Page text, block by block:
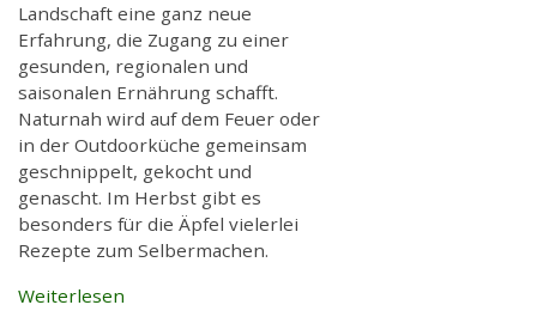
Landschaft eine ganz neue
Erfahrung, die Zugang zu einer
gesunden, regionalen und
saisonalen Ernährung schafft.
Naturnah wird auf dem Feuer oder
in der Outdoorküche gemeinsam
geschnippelt, gekocht und
genascht. Im Herbst gibt es
besonders für die Äpfel vielerlei
Rezepte zum Selbermachen.
Weiterlesen